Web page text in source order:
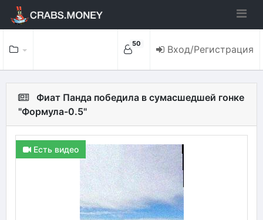
50 Вход/Регистрация
Фиат Панда победила в сумасшедшей гонке
"Формула-0.5"
Есть видео